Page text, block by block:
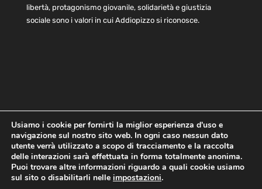
libertà, protagonismo giovanile, solidarietà e giustizia
sociale sono i valori in cui Addiopizzo si riconosce.
Home Statuto e bilancio
Contatti
Privacy
Cookie Child Protection Policy
Usiamo i cookie per fornirti la miglior esperienza d'uso e
navigazione sul nostro sito web. In ogni caso nessun dato
utente verrà utilizzato a scopo di tracciamento e la raccolta
delle interazioni sarà effettuata in forma totalmente anonima.
Puoi trovare altre informazioni riguardo a quali cookie usiamo
sul sito o disabilitarli nelle impostazioni.